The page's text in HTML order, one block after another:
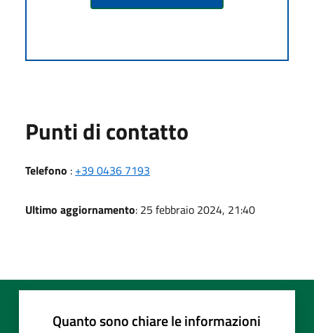
Punti di contatto
Telefono : +39 0436 7193
Ultimo aggiornamento: 25 febbraio 2024, 21:40
Quanto sono chiare le informazioni